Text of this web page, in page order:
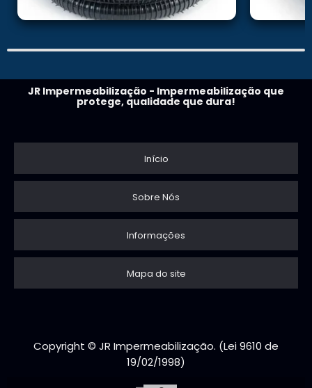
JR Impermeabilização - Impermeabilização que
protege, qualidade que dura!
Início
Sobre Nós
Informações
Mapa do site
Copyright © JR Impermeabilização. (Lei 9610 de
19/02/1998)